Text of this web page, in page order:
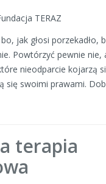
TERAZ
jak głosi porzekadło,
Powtórzyć pewnie nie,
nieodparcie kojarzą
się swoimi prawami.
terapia